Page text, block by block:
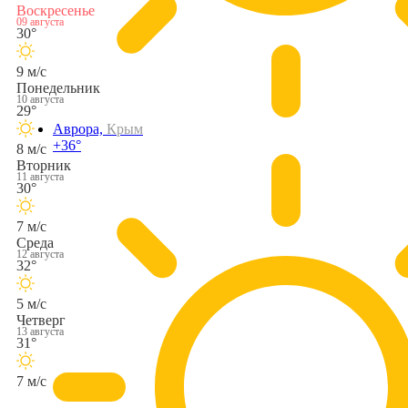
Аврора, Крым
+36°
Воскресенье
09 августа
30°
9 м/с
Понедельник
10 августа
29°
8 м/с
Вторник
11 августа
30°
7 м/с
Среда
12 августа
32°
5 м/с
Четверг
13 августа
31°
7 м/с